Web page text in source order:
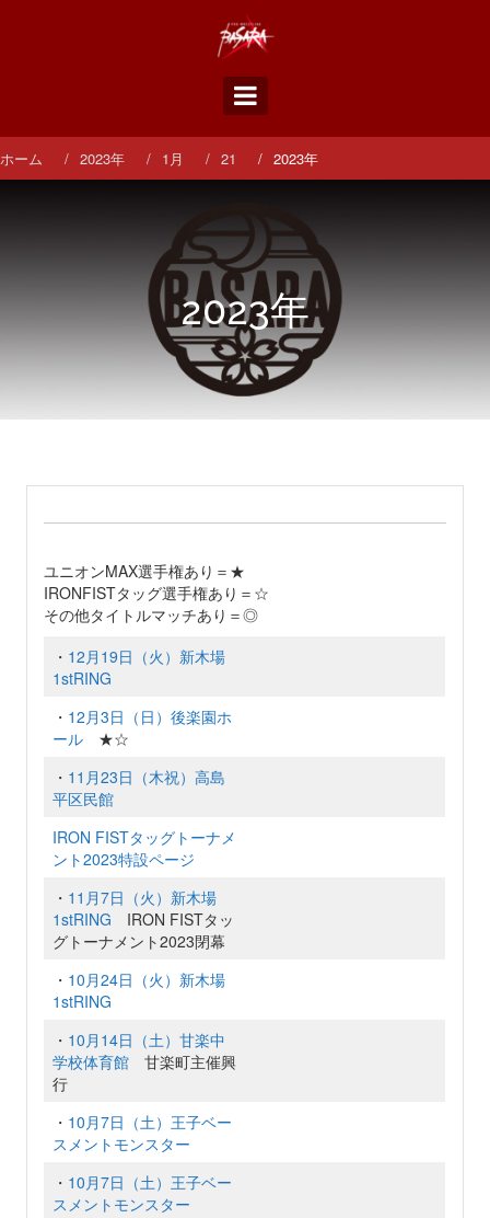
ス
キ
ッ
ホーム 2023年 1月 21 2023年
2023年
ユニオンMAX選手権あり＝★
IRONFISTタッグ選手権あり＝☆
その他タイトルマッチあり＝◎
・ 12月19日（火）新木場
1stRING
・ 12月3日（日）後楽園ホ
ール★☆
・ 11月23日（木祝）高島
平区民館
IRON FISTタッグトーナメ
ント2023特設ページ
・ 11月7日（火）新木場
1stRING IRON FISTタッ
グトーナメント2023閉幕
・ 10月24日（火）新木場
1stRING
・ 10月14日（土）甘楽中
学校体育館甘楽町主催興
行
・ 10月7日（土）王子ベー
スメントモンスター
・ 10月7日（土）王子ベー
スメントモンスター